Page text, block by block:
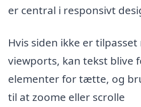
er central i responsivt
Hvis siden ikke er
viewports, kan tekst blive
elementer for tætte, og
til at zoome eller scrolle